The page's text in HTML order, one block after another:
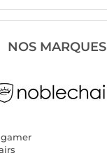
NOS MARQUES